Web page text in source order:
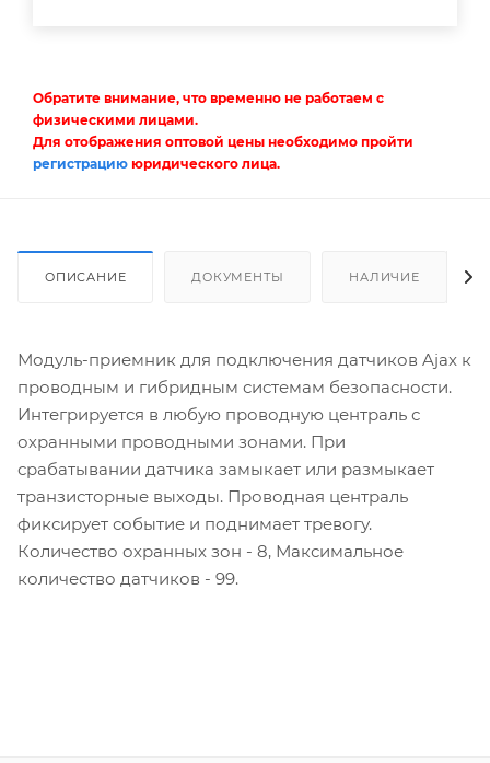
Обратите внимание, что временно не работаем с
физическими лицами.
Для отображения оптовой цены необходимо пройти
регистрацию юридического лица.
ОПИСАНИЕ ДОКУМЕНТЫ НАЛИЧИЕ
Модуль-приемник для подключения датчиков Ajax к
проводным и гибридным системам безопасности.
Интегрируется в любую проводную централь с
охранными проводными зонами. При
срабатывании датчика замыкает или размыкает
транзисторные выходы. Проводная централь
фиксирует событие и поднимает тревогу.
Количество охранных зон - 8, Максимальное
количество датчиков - 99.